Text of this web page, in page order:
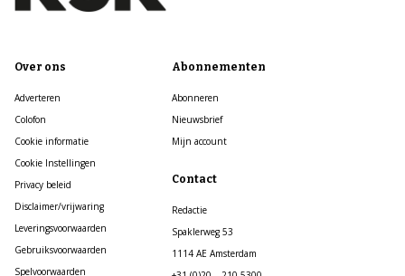
Over ons
Adverteren
Colofon
Cookie informatie
Cookie Instellingen
Privacy beleid
Disclaimer/vrijwaring
Leveringsvoorwaarden
Gebruiksvoorwaarden
Spelvoorwaarden
Abonnementen
Abonneren
Nieuwsbrief
Mijn account
Contact
Redactie
Spaklerweg 53
1114 AE Amsterdam